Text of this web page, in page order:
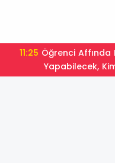
11:25
Yapabilecek,